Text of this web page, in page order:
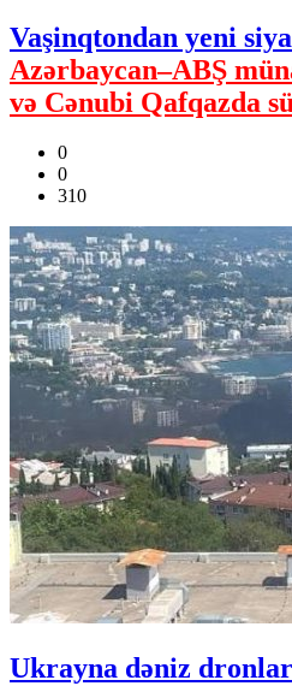
Vaşinqtondan yeni
Azərbaycan–ABŞ
və Cənubi Qafqazda
0
0
310
Ukrayna dəniz